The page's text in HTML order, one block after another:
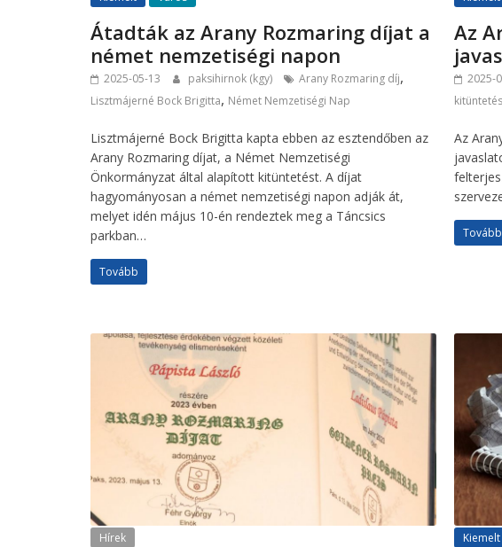
Átadták az Arany Rozmaring díjat a
német nemzetiségi napon
2025-05-13 paksihirnok (kgy) Arany Rozmaring díj,
Lisztmájerné Bock Brigitta, Német Nemzetiségi Nap
Lisztmájerné Bock Brigitta kapta ebben az esztendőben az
Arany Rozmaring díjat, a Német Nemzetiségi
Önkormányzat által alapított kitüntetést. A díjat
hagyományosan a német nemzetiségi napon adják át,
melyet idén május 10-én rendeztek meg a Táncsics
parkban…
Tovább
Az
2025-
kitüntetés
Az
Tovább
Hírek Kiemelt